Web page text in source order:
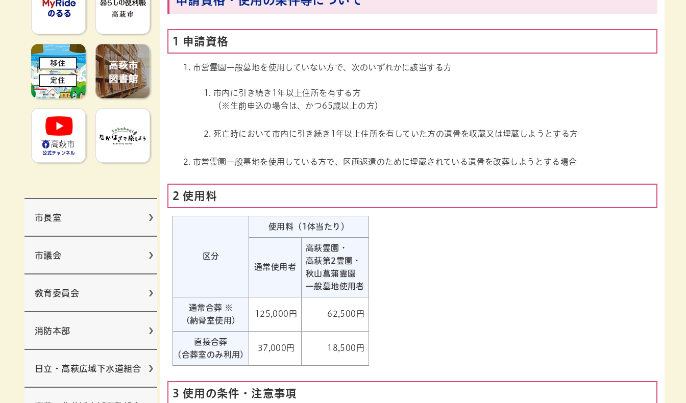
移住定住
高萩市YouTube公式チャンネル
市長室
市議会
教育委員会
消防本部
日立・高萩広域下水道組合
1 申請資格
市営霊園一般墓地を使用していない方で、次のいずれかに該当する方
市内に引き続き1年以上住所を有する方
（※生前申込の場合は、かつ65歳以上の方）
死亡時において市内に引き続き1年以上住所を有していた方の遺骨を収蔵又は埋蔵しようとする方
市営霊園一般墓地を使用している方で、区画返還のために埋蔵されている遺骨を改葬しようとする場合
2 使用料
区分
使用料（1体当たり）
通常使用者
高萩霊園・
高萩第2霊園・
秋山菖蒲霊園
一般墓地使用者
通常合葬 ※
(納骨室使用)
125,000円 62,500円
直接合葬
(合葬室のみ利用)
37,000円 18,500円
3 使用の条件・注意事項